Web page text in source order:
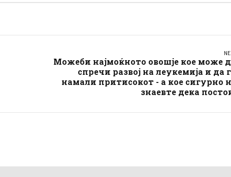
Можеби најмоќното овошје кое може
спречи развој на леукемија и да
намали притисокот - а кое сигурно
знаевте дека